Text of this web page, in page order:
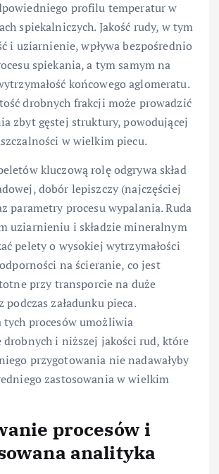
profilu temperatur w
spiekalniczych. Jakość rudy, w tym
i uziarnienie, wpływa bezpośrednio
spiekania, a tym samym na
końcowego aglomeratu.
drobnych frakcji może prowadzić
zbyt gęstej struktury, powodującej
w wielkim piecu.
kluczową rolę odgrywa skład
dobór lepiszczy (najczęściej
parametry procesu wypalania. Ruda
uziarnieniu i składzie mineralnym
pelety o wysokiej wytrzymałości
na ścieranie, co jest
przy transporcie na duże
podczas załadunku pieca.
tych procesów umożliwia
i niższej jakości rud, które
przygotowania nie nadawałyby
zastosowania w wielkim
procesów i
analityka